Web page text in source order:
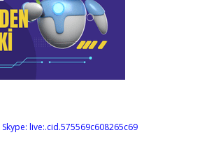
Skype: live:.cid.575569c608265c69